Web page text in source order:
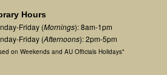
Hours
Friday (Mornings): 8am-1pm
Friday (Afternoons): 2pm-5pm
on Weekends and AU Officials Holidays*